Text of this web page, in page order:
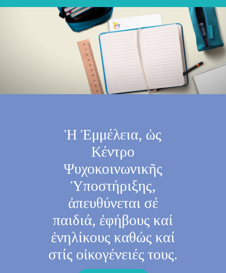
Ἡ Ἐμμέλεια, ὡς
Κέντρο
Ψυχοκοινωνικῆς
Ὑποστήριξης,
ἀπευθύνεται σέ
παιδιά, ἐφήβους καί
ἐνηλίκους καθώς καί
στίς οἰκογένειές τους.